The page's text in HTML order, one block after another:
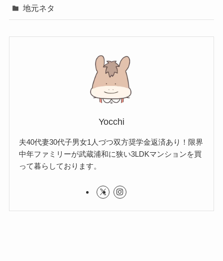
地元ネタ
Yocchi
夫40代妻30代子男女1人づつ双方奨学金返済あり！限界
中年ファミリーが武蔵浦和に狭い3LDKマンションを買
って暮らしております。